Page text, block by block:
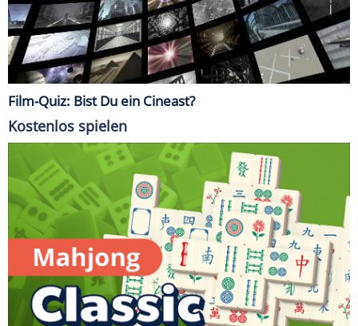
Film-Quiz: Bist Du ein Cineast?
Kostenlos spielen